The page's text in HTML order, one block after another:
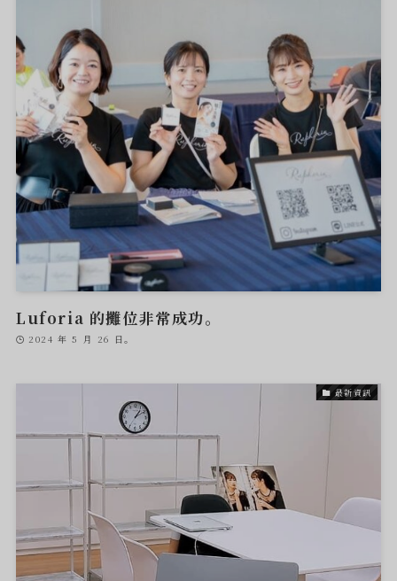
Luforia 的攤位非常成功。
2024 年 5 月 26 日。
最新資訊